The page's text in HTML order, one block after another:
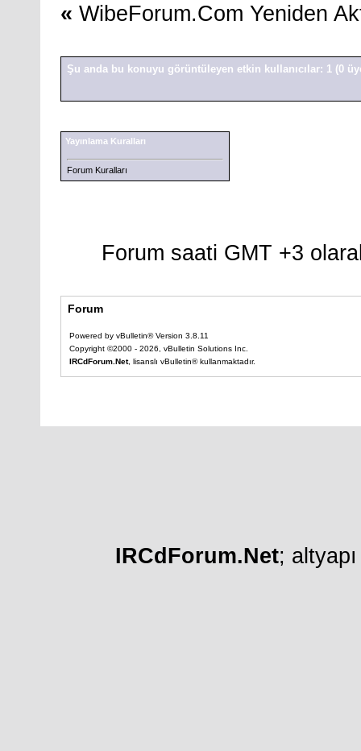
« WibeForum.Com Yeniden
Şu anda bu konuyu görüntüleyen etkin kullanıcılar: 1 (0
Yayınlama Kuralları
Forum Kuralları
Forum saati GMT +3
Forum
Powered by vBulletin® Version 3.8.11
Copyright ©2000 - 2026, vBulletin Solutions Inc.
IRCdForum.Net, lisanslı vBulletin® kullanmaktadır.
IRCdForum.Net;